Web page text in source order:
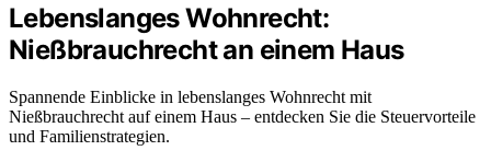
Lebenslanges Wohnrecht:
Nießbrauchrecht an einem Haus
Spannende Einblicke in lebenslanges Wohnrecht mit
Nießbrauchrecht auf einem Haus – entdecken Sie die Steuervorteile
und Familienstrategien.